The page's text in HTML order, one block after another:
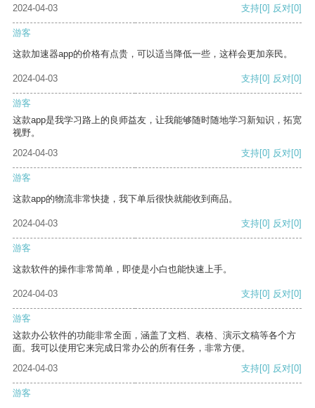
2024-04-03 支持[0] 反对[0]
游客
这款加速器app的价格有点贵，可以适当降低一些，这样会更加亲民。
2024-04-03 支持[0] 反对[0]
游客
这款app是我学习路上的良师益友，让我能够随时随地学习新知识，拓宽
视野。
2024-04-03
支持[0] 反对[0]
游客
这款app的物流非常快捷，我下单后很快就能收到商品。
2024-04-03 支持[0] 反对[0]
游客
这款软件的操作非常简单，即使是小白也能快速上手。
2024-04-03 支持[0] 反对[0]
游客
这款办公软件的功能非常全面，涵盖了文档、表格、演示文稿等各个方
面。我可以使用它来完成日常办公的所有任务，非常方便。
2024-04-03
支持[0] 反对[0]
游客